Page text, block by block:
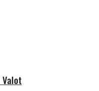
Valot